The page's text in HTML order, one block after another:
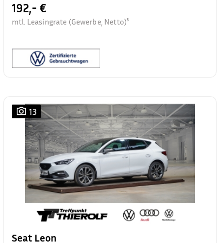
192,- €
mtl. Leasingrate (Gewerbe, Netto)³
13
Seat Leon